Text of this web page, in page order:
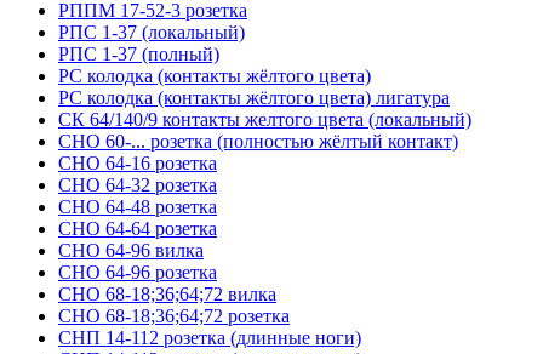
РППМ 17-52-3 розетка
РПС 1-37 (локальный)
РПС 1-37 (полный)
РС колодка (контакты жёлтого цвета)
РС колодка (контакты жёлтого цвета) лигатура
СК 64/140/9 контакты желтого цвета (локальный)
СНО 60-... розетка (полностью жёлтый контакт)
СНО 64-16 розетка
СНО 64-32 розетка
СНО 64-48 розетка
СНО 64-64 розетка
СНО 64-96 вилка
СНО 64-96 розетка
СНО 68-18;36;64;72 вилка
СНО 68-18;36;64;72 розетка
СНП 14-112 розетка (длинные ноги)